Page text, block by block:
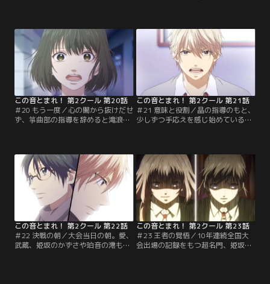
も騒然となる。たった一音にもダメ
出しをする、そのあまりに厳しい指
導に、妃呂やコータは反発。部をめ
ちゃくちゃにする気ではないかと疑
い、不満をつのらせる。しかし愛
は、なぜか…。【提供：バンダイチ
ャンネル】
な家族に囲まれて育った晶。自分と
兄の違いに気付きつつも、ずっと努
力を重ねてきた。しかし運命は予期
せぬ方向へ進んでいく…晶とさと
わ、交錯する二人の過去--。一方、
さとわと部員たちは…。【提供：バ
ンダイチャンネル】
この音とまれ！ 第2クール 第20話
＃20 もう一度／心の闇から抜けだせ
ず、箏曲部の指導を辞めると滝浪に
と焦るサネを見て、天才ではない自
分の姿を重ねてしまいどうするべき
か迷う晶。しかし、サネと愛たち
は…。滝浪は合奏が上手くいかない
皆のため、晶とさとわに手本を見せ
て欲しいと提案する。【提供：バン
ダイチャンネル】
この音とまれ！ 第2クール 第21話
＃21 意味と役割／晶の指導のもと、
少しずつ手応えを感じ始めている部
習にのめり込む。それに気付いて止
めようとする武蔵と、お互いを思う
が故にぶつかる愛。しかしそのおか
げで愛は、祖父のある言葉を思い出
し--。一方、『鳳月会』では堂島
が、不穏な動きを見せていた。【提
供：バンダイチャンネル】
この音とまれ！ 第2クール 第22話
＃22 決戦の朝／大会当日の朝。愛、
武蔵、姫坂のかずさや珀音の澪も、
この音とまれ！ 第2クール 第23話
＃23 王者の覚悟／10年連続全国大
会出場の記録をもつ超名門、姫坂女